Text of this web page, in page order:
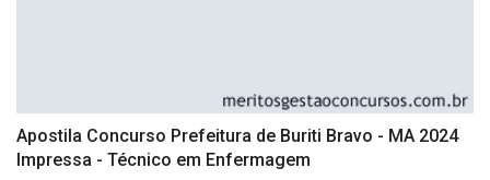
Apostila Concurso Prefeitura de Buriti Bravo - MA 2024
Impressa - Técnico em Enfermagem